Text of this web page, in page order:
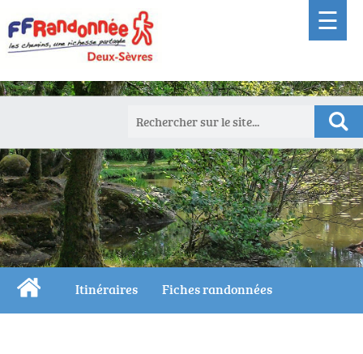
☰
Itinéraires Fiches randonnées